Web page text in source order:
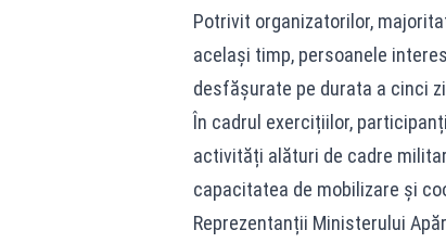
Potrivit organizatorilor,
același timp, persoanele
desfășurate pe durata a cinci
În cadrul exercițiilor,
activități alături de cadre
capacitatea de mobilizare și
Reprezentanții Ministerului